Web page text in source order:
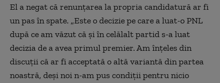
El a negat că renunțarea la propria candidatură ar fi
un pas în spate. „Este o decizie pe care a luat-o PNL
după ce am văzut că și în celălalt partid s-a luat
decizia de a avea primul premier. Am înțeles din
discuții că ar fi acceptată o altă variantă din partea
noastră, deși noi n-am pus condiții pentru nicio